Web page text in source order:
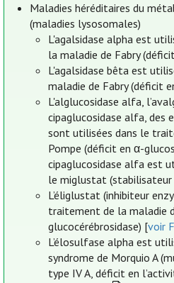
Maladies héréditaires du
(maladies lysosomales)
L'agalsidase alpha est
la maladie de Fabry
L'agalsidase bêta est
maladie de Fabry (déficit
L'alglucosidase alfa,
cipaglucosidase alfa, des
sont utilisées dans le
Pompe (déficit en α-
cipaglucosidase alfa est
le miglustat (stabilisateur
L’éliglustat (inhibiteur
traitement de la maladie
glucocérébrosidase) [voir
L’élosulfase alpha est
syndrome de Morquio A
type IV A, déficit en